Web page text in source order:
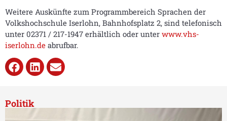
Weitere Auskünfte zum Programmbereich Sprachen der
Volkshochschule Iserlohn, Bahnhofsplatz 2, sind telefonisch
unter 02371 / 217-1947 erhältlich oder unter www.vhs-
iserlohn.de abrufbar.
Politik